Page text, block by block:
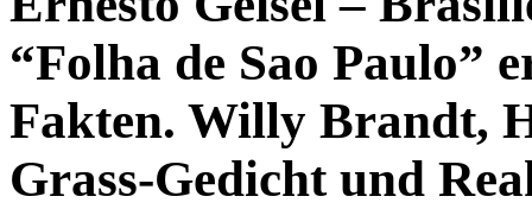
“Folha de Sao Paulo”
Fakten. Willy Brandt,
Grass-Gedicht und